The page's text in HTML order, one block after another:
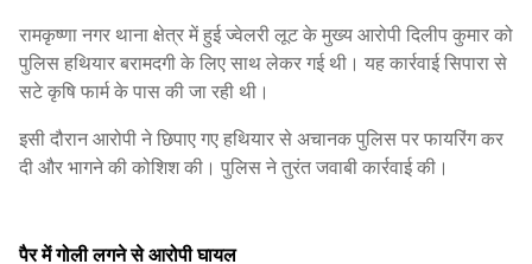
रामकृष्णा नगर थाना क्षेत्र में हुई ज्वेलरी लूट के मुख्य आरोपी दिलीप कुमार को
पुलिस हथियार बरामदगी के लिए साथ लेकर गई थी। यह कार्रवाई सिपारा से
सटे कृषि फार्म के पास की जा रही थी।
इसी दौरान आरोपी ने छिपाए गए हथियार से अचानक पुलिस पर फायरिंग कर
दी और भागने की कोशिश की। पुलिस ने तुरंत जवाबी कार्रवाई की।
पैर में गोली लगने से आरोपी घायल